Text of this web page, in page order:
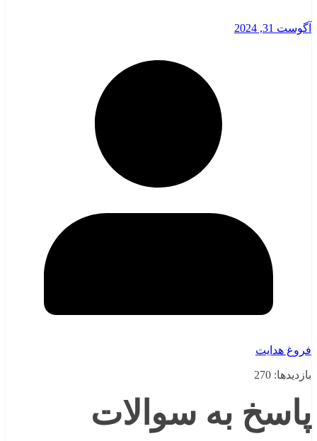
آگوست 31, 2024
فروغ هدایت
بازدیدها: 270
پاسخ به سوالات